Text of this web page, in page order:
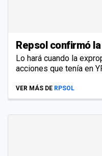
Repsol confirmó
Lo hará cuando la
acciones que tenía en
VER MÁS DE RPSOL